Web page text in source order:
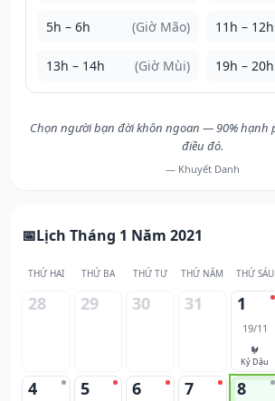
5h – 6h (Giờ Mão) 11h – 12h
13h – 14h (Giờ Mùi) 19h – 20h
Chọn người bạn đời khôn ngoan — 90% hạnh
điều đó.
— Khuyết Danh
Lịch Tháng 1 Năm 2021
THỨ HAI THỨ BA THỨ TƯ THỨ NĂM THỨ SÁU
28 29 30 31 1
19/11
🐓
Kỷ Dậu
4 5 6 7 8